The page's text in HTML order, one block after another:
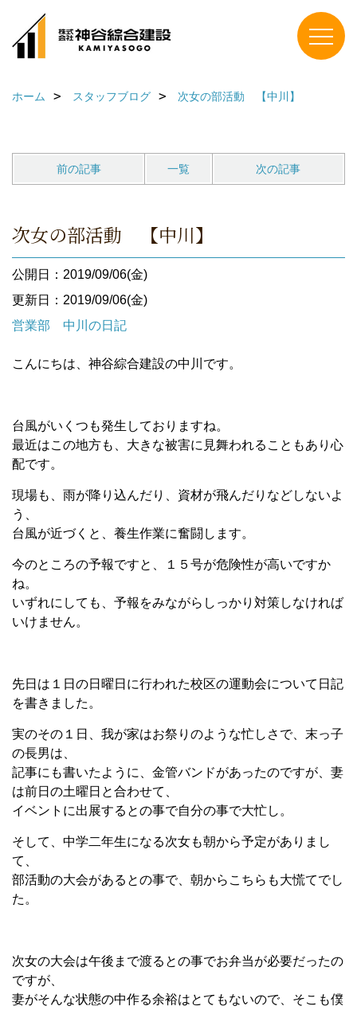
ホーム スタッフブログ 次女の部活動 【中川】
前の記事 一覧 次の記事
次女の部活動 【中川】
公開日：2019/09/06(金)
更新日：2019/09/06(金)
営業部 中川の日記
こんにちは、神谷綜合建設の中川です。
台風がいくつも発生しておりますね。
最近はこの地方も、大きな被害に見舞われることもあり心
配です。
現場も、雨が降り込んだり、資材が飛んだりなどしないよ
う、
台風が近づくと、養生作業に奮闘します。
今のところの予報ですと、１５号が危険性が高いですか
ね。
いずれにしても、予報をみながらしっかり対策しなければ
いけません。
先日は１日の日曜日に行われた校区の運動会について日記
を書きました。
実のその１日、我が家はお祭りのような忙しさで、末っ子
の長男は、
記事にも書いたように、金管バンドがあったのですが、妻
は前日の土曜日と合わせて、
イベントに出展するとの事で自分の事で大忙し。
そして、中学二年生になる次女も朝から予定がありまし
て、
部活動の大会があるとの事で、朝からこちらも大慌てでし
た。
次女の大会は午後まで渡るとの事でお弁当が必要だったの
ですが、
妻がそんな状態の中作る余裕はとてもないので、そこも僕